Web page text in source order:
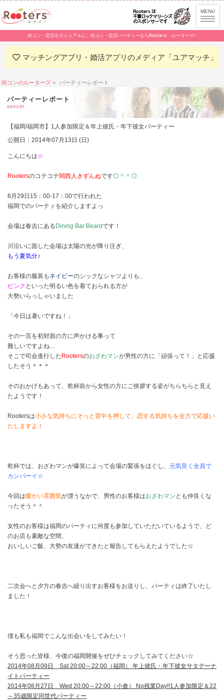
街コン・恋活をカジュアルに。街コン・恋活パーティーならRooters -ルーターズ-
マッチングアプリ・婚活アプリのメディア「ユアマッチ」
街コンのルーターズ パーティーレポート
パーティーレポート
REPORT
【福岡/福岡市】1人参加限定＆年上彼氏・年下彼女パーティー
公開日：2014年07月13日 (日)
こんにちは☆
Rootersのコテコテ関西人きずんぬです◎＾＾◎
6月29日15：00-17：00で行われた
福岡でのパーティを紹介しますよっ
会場は春吉にある Dining Bar Beardです！
川沿いに面した会場は太陽の光が降り注ぎ、
もう夏気分♪
お客様の服装も ネイビーのシックなシャツよりも、
ピンク といった明るい色を着ておられる方が
大勢いらっしゃいました
「今日は暑いですね！」
その一言を初対面の方に声かける事って
難しいですよね…
そこで司会進行した Rootersのおざわマンが男性の方に「頑張って！」と応援
したそう＊＊＊
そのおかげもあって、乾杯前から女性の方にご挨拶する姿がちらちらと見え
たようです！
Rootersは小さな気持ちにそっと背中を押して、恋する気持ちを全力で応援い
たしますよ！
乾杯では、おざわマンが爆笑によって会場の緊張をほぐし、 元気良く全員で
カンパーイ☆
今回は暖かい雰囲気が漂うなかで、男性のお客様はおざわマン とも仲良くな
ったそう＾＾
女性のお客様は福岡のパーティに何度も参加していただいているようで、ど
のお店も素敵な空間、
おいしいご飯、大勢の友達ができたと報告してもらえたようでした☆
二次会へと夕方の春吉へ繰り出すお客様をお送りし、パーティは終了いたし
ました！
僕も私も福岡でこんな出会いをしてみたい！
そう思った皆様、今後の福岡開催をぜひチェックしてみてください☆
2014年08月09日 Sat 20:00～22:00（福岡） 年上彼氏・年下彼女サタデーナ
イトパーティー
2014年08月27日 Wed 20:00～22:00（小倉） No残業Day!!1人参加限定＆22
～35歳限定同世代パーティー